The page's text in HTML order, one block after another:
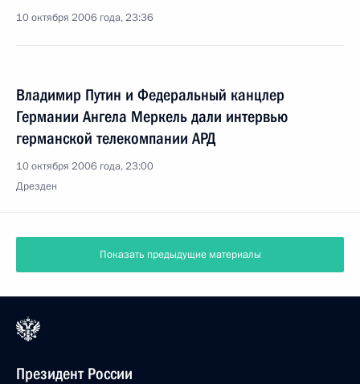
10 октября 2006 года, 23:36
Владимир Путин и Федеральный канцлер
Германии Ангела Меркель дали интервью
германской телекомпании АРД
10 октября 2006 года, 23:00
Дрезден
Показать предыдущие материалы
Президент России